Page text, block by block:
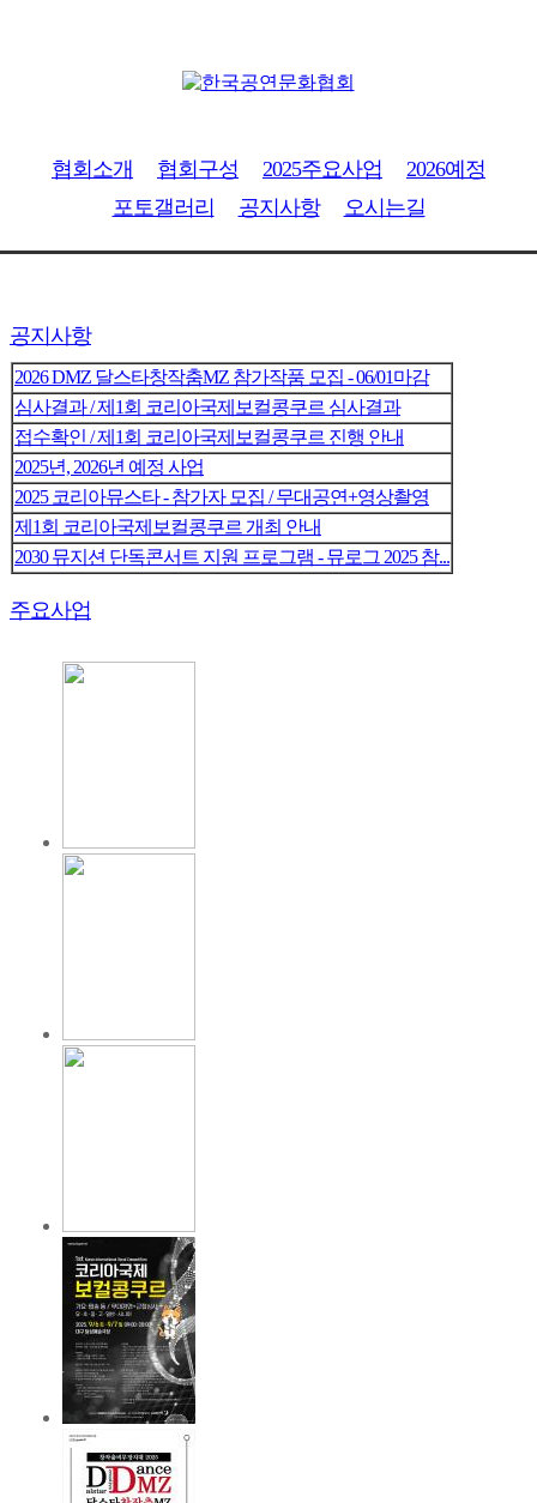
협회소개 협회구성 2025주요사업
2026예정
포토갤러리
공지사항 오시는길
공지사항
2026 DMZ 달스타창작춤MZ 참가작품 모집 - 06/01마감
심사결과 / 제1회 코리아국제보컬콩쿠르 심사결과
접수확인 / 제1회 코리아국제보컬콩쿠르 진행 안내
2025년, 2026년 예정 사업
2025 코리아뮤스타 - 참가자 모집 / 무대공연+영상촬영
제1회 코리아국제보컬콩쿠르 개최 안내
2030 뮤지션 단독콘서트 지원 프로그램 - 뮤로그 2025 참...
주요사업